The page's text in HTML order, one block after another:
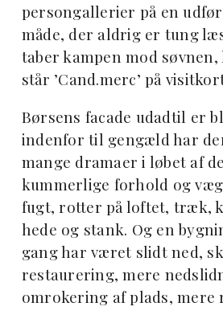
persongallerier på en
måde, der aldrig er tung
taber kampen mod
står ’Cand.merc’ på
Børsens facade udadtil er
indenfor til gengæld har
mange dramaer i løbet af
kummerlige forhold og
fugt, rotter på loftet, træk,
hede og stank. Og en
gang har været slidt ned,
restaurering, mere
omrokering af plads, mere